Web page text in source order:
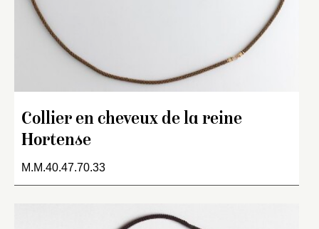
Collier en cheveux de la reine
Hortense
M.M.40.47.70.33